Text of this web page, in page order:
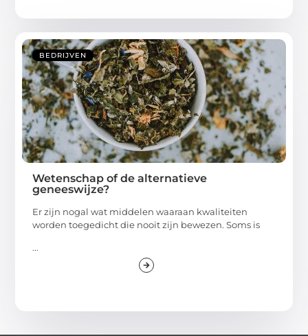
BEDRIJVEN
Wetenschap of de alternatieve
geneeswijze?
Er zijn nogal wat middelen waaraan kwaliteiten
worden toegedicht die nooit zijn bewezen. Soms is
...